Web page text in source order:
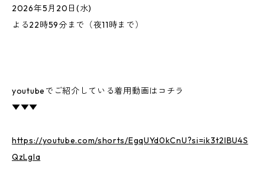
2026年5月20日(水)
よる22時59分まで（夜11時まで）
youtubeでご紹介している着用動画はコチラ
▼▼▼
https://youtube.com/shorts/EgqUYd0kCnU?si=ik3t2IBU4S
QzLgla